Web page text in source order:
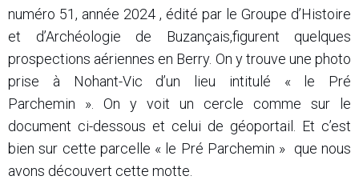
numéro 51, année 2024 , édité par le Groupe d’Histoire
et d’Archéologie de Buzançais,figurent quelques
prospections aériennes en Berry. On y trouve une photo
prise à Nohant-Vic d’un lieu intitulé « le Pré
Parchemin ». On y voit un cercle comme sur le
document ci-dessous et celui de géoportail. Et c’est
bien sur cette parcelle « le Pré Parchemin » que nous
avons découvert cette motte.